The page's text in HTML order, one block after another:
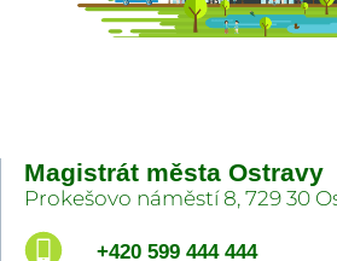
Magistrát města Ostravy
Prokešovo náměstí 8, 729 30
+420 599 444 444